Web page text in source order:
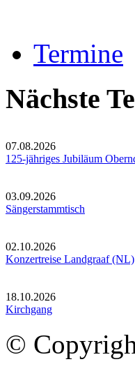
Termine
Nächste
07.08.2026
125-jähriges Jubiläum
03.09.2026
Sängerstammtisch
02.10.2026
Konzertreise Landgraaf (NL)
18.10.2026
Kirchgang
©